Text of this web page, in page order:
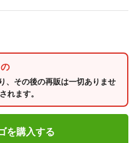
、その後の再販は一切ありませ
れます。
を購入する